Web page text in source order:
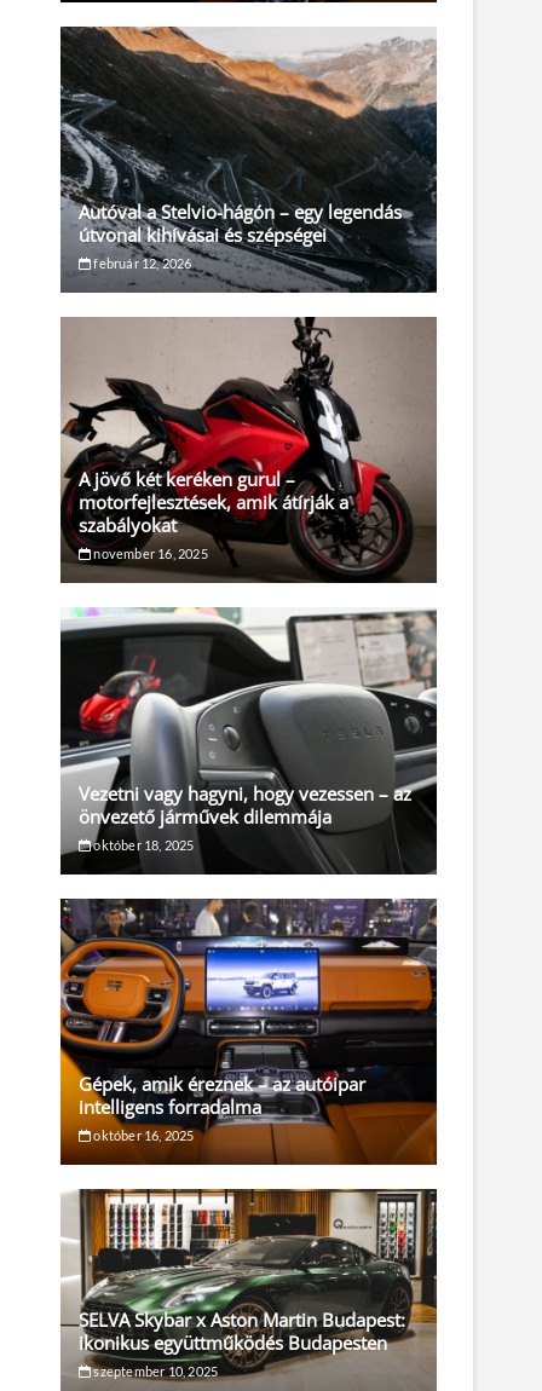
Autóval a Stelvio-hágón – egy legendás
útvonal kihívásai és szépségei
február 12, 2026
A jövő két keréken gurul –
motorfejlesztések, amik átírják a
szabályokat
november 16, 2025
Vezetni vagy hagyni, hogy vezessen – az
önvezető járművek dilemmája
október 18, 2025
Gépek, amik éreznek – az autóipar
intelligens forradalma
október 16, 2025
SELVA Skybar x Aston Martin Budapest:
ikonikus együttműködés Budapesten
szeptember 10, 2025